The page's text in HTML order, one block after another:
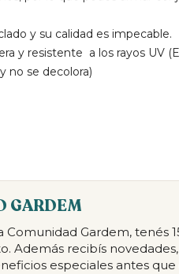
y su calidad es impecable.
y resistente a los rayos UV
no se decolora)
GARDEM
Comunidad Gardem, tenés
Además recibís
especiales antes que